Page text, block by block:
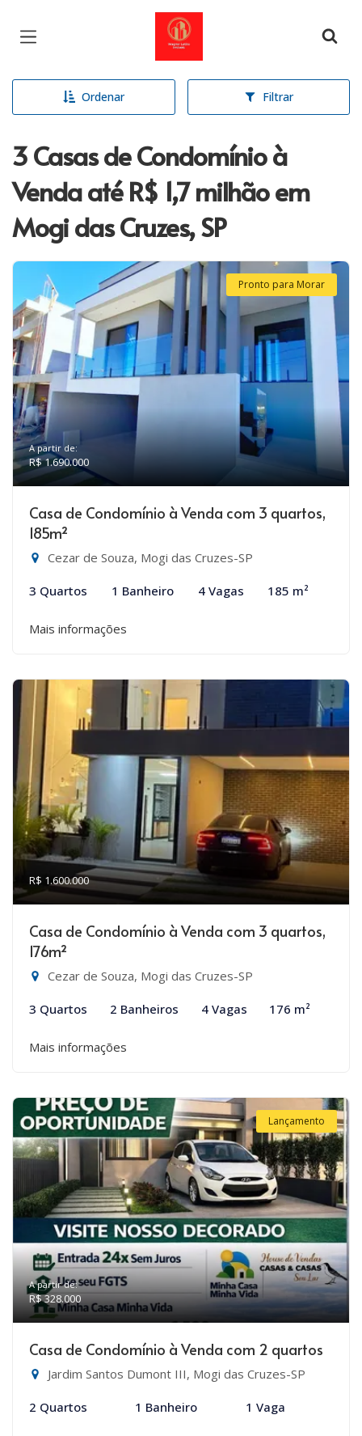
Página inicial
Ordenar Filtrar
3 Casas de Condomínio à
Venda até R$ 1,7 milhão em
Mogi das Cruzes, SP
Pronto para Morar
A partir de:
R$ 1.690.000
Casa de Condomínio à Venda com 3 quartos,
185m²
Cezar de Souza, Mogi das Cruzes-SP
3 Quartos 1 Banheiro 4 Vagas 185 m²
Mais informações
R$ 1.600.000
Casa de Condomínio à Venda com 3 quartos,
176m²
Cezar de Souza, Mogi das Cruzes-SP
3 Quartos 2 Banheiros 4 Vagas 176 m²
Mais informações
Lançamento
A partir de:
R$ 328.000
Casa de Condomínio à Venda com 2 quartos
Jardim Santos Dumont III, Mogi das Cruzes-SP
2 Quartos 1 Banheiro 1 Vaga